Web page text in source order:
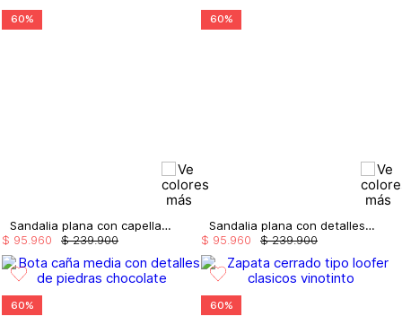
60%
Sandalia plana con capellada en perlas
$ 239.900
$ 95.960
60%
Sandalia plana con detalles metalicos
$ 239.900
$ 95.960
60% 60%